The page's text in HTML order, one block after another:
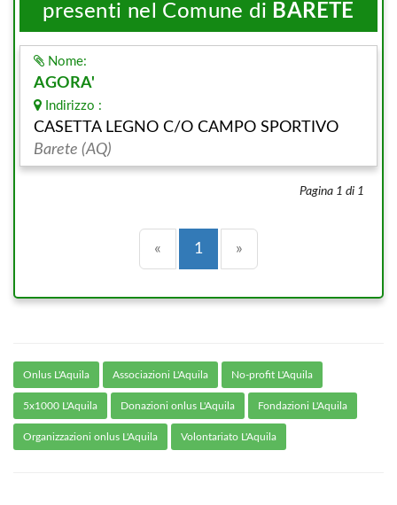
presenti nel Comune di BARETE
Nome:
AGORA'
Indirizzo :
CASETTA LEGNO C/O CAMPO SPORTIVO
Barete (AQ)
Pagina 1 di 1
« Precedente
1 (current)
»
Onlus L'Aquila Associazioni L'Aquila No-profit L'Aquila
5x1000 L'Aquila Donazioni onlus L'Aquila Fondazioni L'Aquila
Organizzazioni onlus L'Aquila Volontariato L'Aquila